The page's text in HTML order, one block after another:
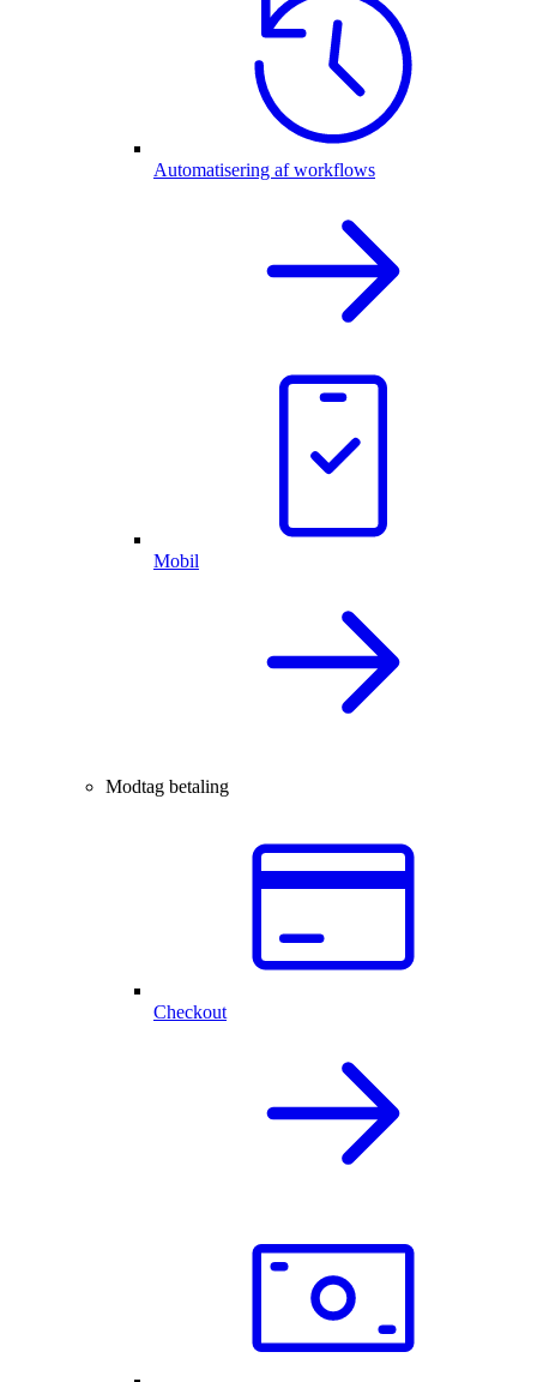
Automatisering af workflows
Mobil
Modtag betaling
Checkout